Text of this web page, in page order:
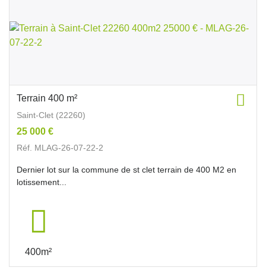
Terrain 400 m²
Saint-Clet (22260)
25 000 €
Réf. MLAG-26-07-22-2
Dernier lot sur la commune de st clet terrain de 400 M2 en
lotissement...
400m²